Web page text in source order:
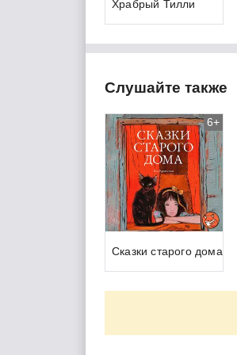
Храбрый Тилли
Слушайте также
Сказки старого дома
6+